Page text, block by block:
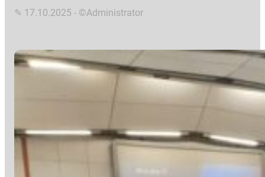
✎ 17.10.2025 - ©Administrator